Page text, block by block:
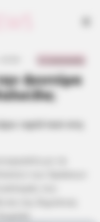
Δευτέρα
rapid test στη